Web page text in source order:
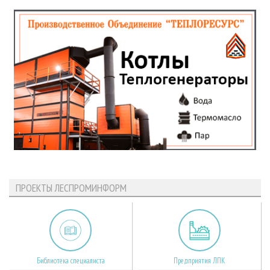
ПРОЕКТЫ ЛЕСПРОМИНФОРМ
Библиотека специалиста Предприятия ЛПК